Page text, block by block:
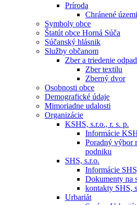
Príroda
Chránené
Symboly obce
Štatút obce Horná Súča
Súčanský hlásnik
Služby občanom
Zber a triedenie
Zber textilu
Zberný dvor
Osobnosti obce
Demografické údaje
Mimoriadne udalosti
Organizácie
KSHS, s.r.o., r. s. p.
Informácie
Poradný výbor
podniku
SHS, s.r.o.
Informácie
Dokumenty na
kontakty SHS,
Urbariát